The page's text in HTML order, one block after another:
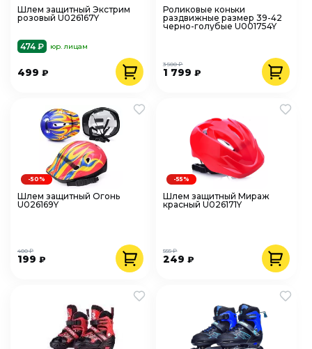
Шлем защитный Экстрим
розовый U026167Y
474 ₽ юр. лицам
499 ₽
Роликовые коньки
раздвижные размер 39-42
черно-голубые U001754Y
1 799₽
3 500 ₽
Шлем защитный Огонь
U026169Y
199 ₽
400 ₽
-50%
Шлем защитный Мираж
красный U026171Y
249₽
555 ₽
-55%